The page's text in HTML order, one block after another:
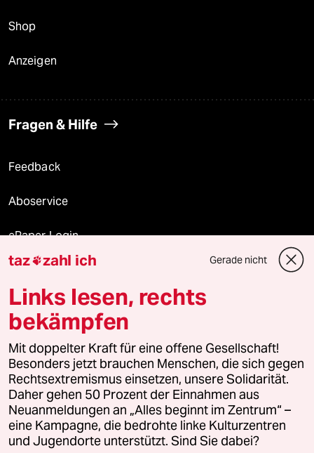
Shop
Anzeigen
Fragen & Hilfe
Feedback
Aboservice
ePaper Login
Downloads für Abonnierende
© 2026 taz Verlags und Vertriebs GmbH
Alle Rechte vorbehalten. Bei rechtlichen Fragen oder für Genehmigungen
wenden Sie sich bitte an lizenzen@taz.de
Feedback Redaktionsstatut Kommune-Richtlinien
Leitlinie Informant Datenschutz Impressum AGB
taz zahl ich Gerade nicht
Links lesen, rechts
bekämpfen
Mit doppelter Kraft für eine offene Gesellschaft!
Besonders jetzt brauchen Menschen, die sich gegen
Rechtsextremismus einsetzen, unsere Solidarität.
Daher gehen 50 Prozent der Einnahmen aus
Neuanmeldungen an „Alles beginnt im Zentrum“ –
eine Kampagne, die bedrohte linke Kulturzentren
und Jugendorte unterstützt. Sind Sie dabei?